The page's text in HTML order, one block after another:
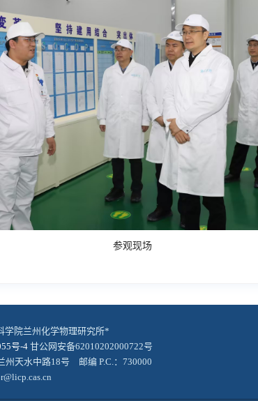
参观现场
学院兰州化学物理研究所*
号-4 甘公网安备62010202000722号
州天水中路18号 邮编 P.C.：730000